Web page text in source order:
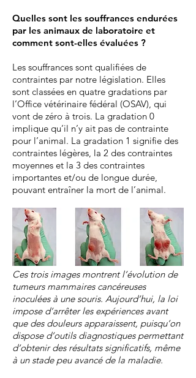
Quelles sont les souffrances endurées
par les animaux de laboratoire et
comment sont-elles évaluées ?
Les souffrances sont qualifiées de
contraintes par notre législation. Elles
sont classées en quatre gradations par
l’Office vétérinaire fédéral (OSAV), qui
vont de zéro à trois. La gradation 0
implique qu’il n’y ait pas de contrainte
pour l’animal. La gradation 1 signifie des
contraintes légères, la 2 des contraintes
moyennes et la 3 des contraintes
importantes et/ou de longue durée,
pouvant entraîner la mort de l’animal.
Ces trois images montrent l’évolution de
tumeurs mammaires cancéreuses
inoculées à une souris. Aujourd’hui, la loi
impose d’arrêter les expériences avant
que des douleurs apparaissent, puisqu’on
dispose d’outils diagnostiques permettant
d’obtenir des résultats significatifs, même
à un stade peu avancé de la maladie.